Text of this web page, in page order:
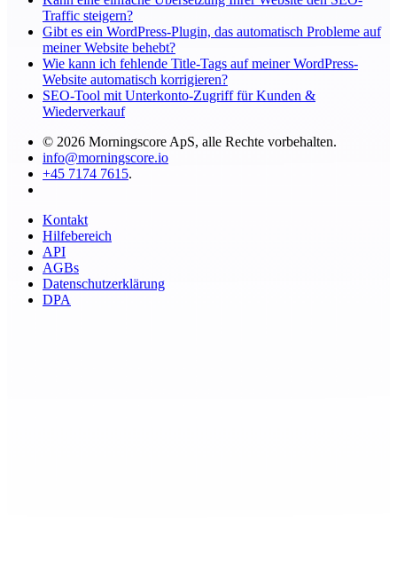
Traffic steigern?
Gibt es ein WordPress-Plugin, das automatisch Probleme auf
meiner Website behebt?
Wie kann ich fehlende Title-Tags auf meiner WordPress-
Website automatisch korrigieren?
SEO-Tool mit Unterkonto-Zugriff für Kunden &
Wiederverkauf
© 2026 Morningscore ApS, alle Rechte vorbehalten.
info@morningscore.io
+45 7174 7615.
Kontakt
Hilfebereich
API
AGBs
Datenschutzerklärung
DPA